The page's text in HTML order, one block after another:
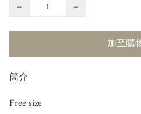
−
+
加至購
簡介
Free size